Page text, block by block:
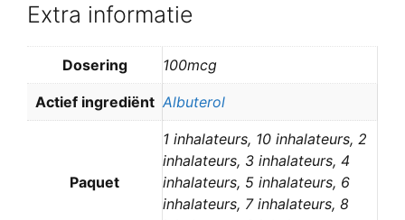
Extra informatie
Dosering 100mcg
Actief ingrediënt Albuterol
Paquet
1 inhalateurs, 10 inhalateurs, 2
inhalateurs, 3 inhalateurs, 4
inhalateurs, 5 inhalateurs, 6
inhalateurs, 7 inhalateurs, 8